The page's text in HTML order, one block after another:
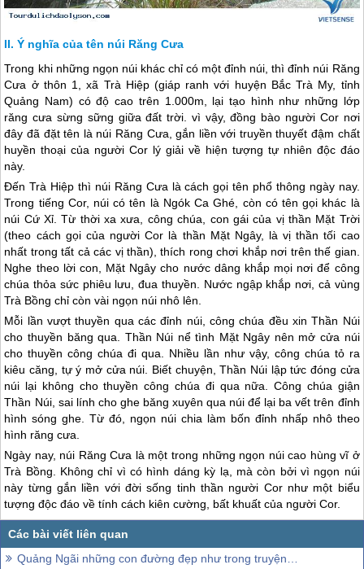
Ý nghĩa của tên núi Răng Cưa
Trong khi những ngọn núi khác chỉ có một đỉnh núi, thì đỉnh núi Răng
Cưa ở thôn 1, xã Trà Hiệp (giáp ranh với huyện Bắc Trà My, tỉnh
Quảng Nam) có độ cao trên 1.000m, lại tạo hình như những lớp
răng cưa sừng sững giữa đất trời. vì vậy, đồng bào người Cor nơi
đây đã đặt tên là núi Răng Cưa, gắn liền với truyền thuyết đậm chất
huyền thoại của người Cor lý giải về hiện tượng tự nhiên độc đáo
này.
Đến Trà Hiệp thì núi Răng Cưa là cách gọi tên phổ thông ngày nay.
Trong tiếng Cor, núi có tên là Ngók Ca Ghé, còn có tên gọi khác là
núi Cứ Xỉ. Từ thời xa xưa, công chúa, con gái của vị thần Mặt Trời
(theo cách gọi của người Cor là thần Mặt Ngây, là vị thần tối cao
nhất trong tất cả các vị thần), thích rong chơi khắp nơi trên thế gian.
Nghe theo lời con, Mặt Ngây cho nước dâng khắp mọi nơi để công
chúa thỏa sức phiêu lưu, đua thuyền. Nước ngập khắp nơi, cả vùng
Trà Bồng chỉ còn vài ngọn núi nhô lên.
Mỗi lần vượt thuyền qua các đỉnh núi, công chúa đều xin Thần Núi
cho thuyền băng qua. Thần Núi nể tình Mặt Ngây nên mở cửa núi
cho thuyền công chúa đi qua. Nhiều lần như vậy, công chúa tỏ ra
kiêu căng, tự ý mở cửa núi. Biết chuyện, Thần Núi lập tức đóng cửa
núi lại không cho thuyền công chúa đi qua nữa. Công chúa giận
Thần Núi, sai lính cho ghe băng xuyên qua núi để lại ba vết trên đỉnh
hình sóng ghe. Từ đó, ngọn núi chia làm bốn đỉnh nhấp nhô theo
hình răng cưa.
Ngày nay, núi Răng Cưa là một trong những ngọn núi cao hùng vĩ ở
Trà Bồng. Không chỉ vì có hình dáng kỳ lạ, mà còn bởi vì ngọn núi
này từng gắn liền với đời sống tinh thần người Cor như một biểu
tượng độc đáo về tính cách kiên cường, bất khuất của người Cor.
Quảng Ngãi những con đường đẹp như trong truyện cổ tích